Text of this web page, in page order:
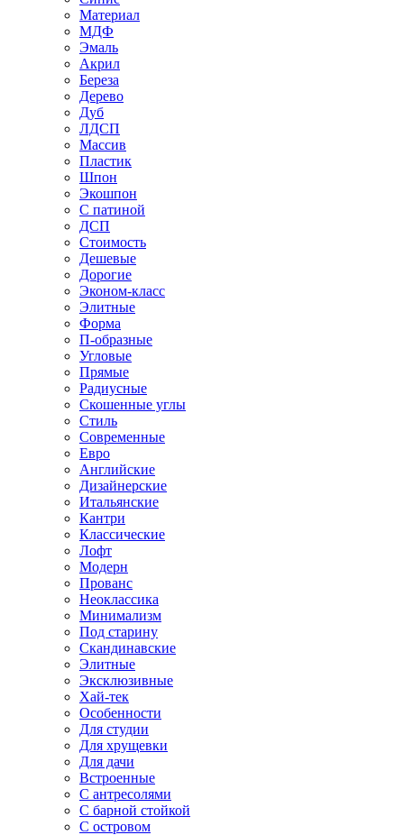
Материал
МДФ
Эмаль
Акрил
Береза
Дерево
Дуб
ЛДСП
Массив
Пластик
Шпон
Экошпон
С патиной
ДСП
Стоимость
Дешевые
Дорогие
Эконом-класс
Элитные
Форма
П-образные
Угловые
Прямые
Радиусные
Скошенные углы
Стиль
Современные
Евро
Английские
Дизайнерские
Итальянские
Кантри
Классические
Лофт
Модерн
Прованс
Неоклассика
Минимализм
Под старину
Скандинавские
Элитные
Эксклюзивные
Хай-тек
Особенности
Для студии
Для хрущевки
Для дачи
Встроенные
С антресолями
С барной стойкой
С островом